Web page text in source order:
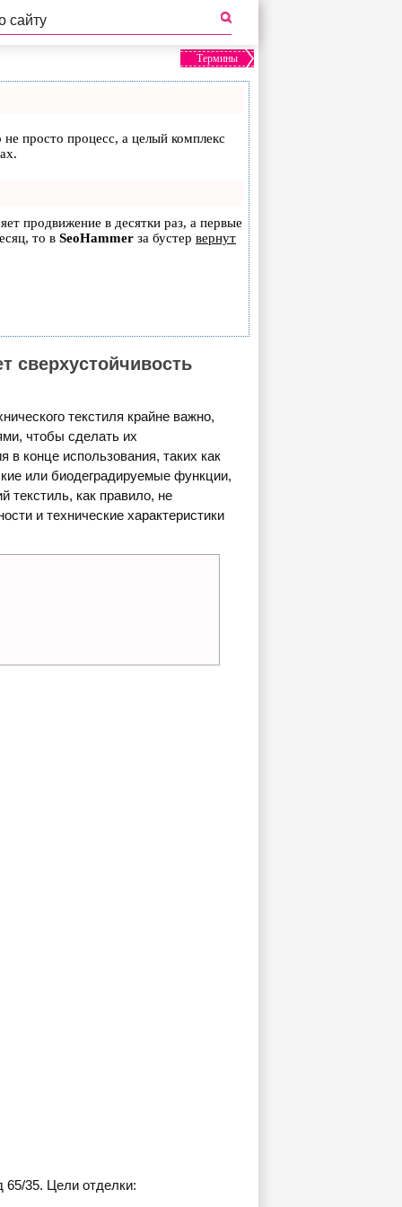
Термины
не просто процесс, а целый комплекс
продвижение в десятки раз, а первые
то в SeoHammer за бустер вернут
сверхустойчивость
текстиля крайне важно,
чтобы сделать их
конце использования, таких как
или биодеградируемые функции,
текстиль, как правило, не
и технические характеристики
35. Цели отделки: